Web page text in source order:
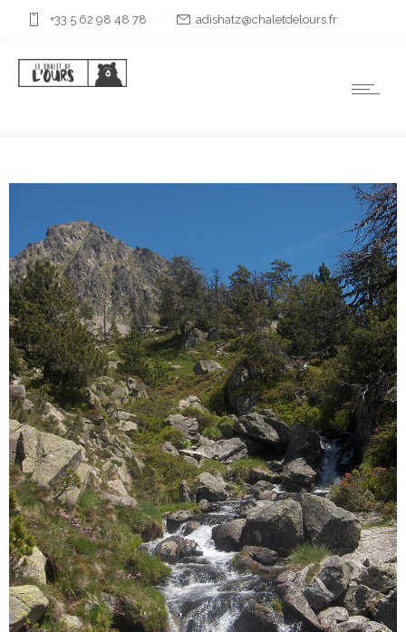
+33 5 62 98 48 78 rf.sruoledtelahc@ztahsida